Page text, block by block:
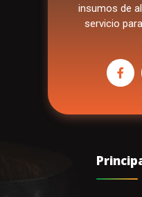
insumos de
servicio